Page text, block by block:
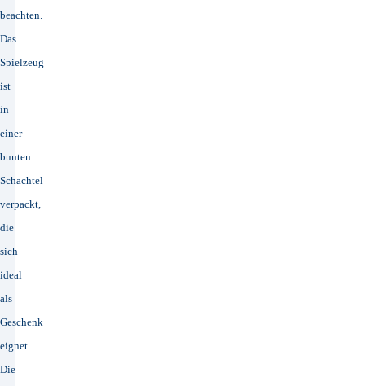
beachten.
Das
Spielzeug
ist
in
einer
bunten
Schachtel
verpackt,
die
sich
ideal
als
Geschenk
eignet.
Die